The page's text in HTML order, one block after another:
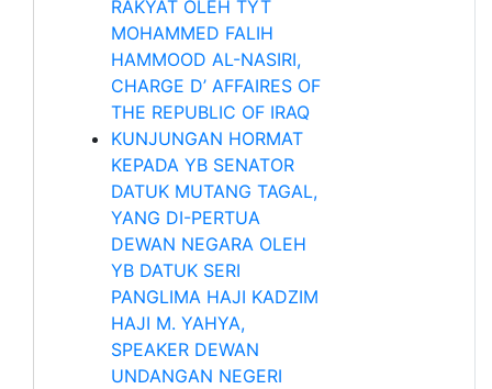
RAKYAT OLEH TYT
MOHAMMED FALIH
HAMMOOD AL-NASIRI,
CHARGE D’ AFFAIRES OF
THE REPUBLIC OF IRAQ
KUNJUNGAN HORMAT
KEPADA YB SENATOR
DATUK MUTANG TAGAL,
YANG DI-PERTUA
DEWAN NEGARA OLEH
YB DATUK SERI
PANGLIMA HAJI KADZIM
HAJI M. YAHYA,
SPEAKER DEWAN
UNDANGAN NEGERI